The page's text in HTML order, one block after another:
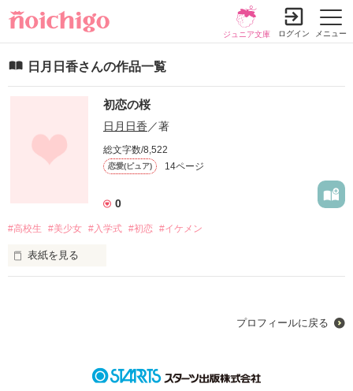
メニュー
ジュニア文庫 ログイン
日月日香さんの作品一覧
初恋の桜
日月日香 ／著
総文字数/8,522
恋愛(ピュア) 14ページ
0
#高校生 #美少女 #入学式 #初恋 #イケメン
表紙を見る
プロフィールに戻る